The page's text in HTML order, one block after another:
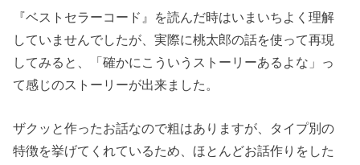
『ベストセラーコード』を読んだ時はいまいちよく理解
していませんでしたが、実際に桃太郎の話を使って再現
してみると、「確かにこういうストーリーあるよな」っ
て感じのストーリーが出来ました。
ザクッと作ったお話なので粗はありますが、タイプ別の
特徴を挙げてくれているため、ほとんどお話作りをした